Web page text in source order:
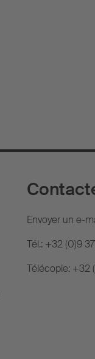
Envoyer un e-
Tél.: +32 (0)9
Télécopie: +32